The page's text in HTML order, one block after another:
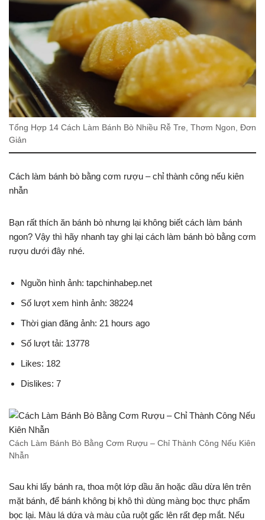
Tổng Hợp 14 Cách Làm Bánh Bò Nhiều Rễ Tre, Thơm Ngon, Đơn
Giản
Cách làm bánh bò bằng cơm rượu – chỉ thành công nếu kiên
nhẫn
Bạn rất thích ăn bánh bò nhưng lại không biết cách làm bánh
ngon? Vậy thì hãy nhanh tay ghi lại cách làm bánh bò bằng cơm
rượu dưới đây nhé.
Nguồn hình ảnh: tapchinhabep.net
Số lượt xem hình ảnh: 38224
Thời gian đăng ảnh: 21 hours ago
Số lượt tải: 13778
Likes: 182
Dislikes: 7
Cách Làm Bánh Bò Bằng Cơm Rượu – Chỉ Thành Công Nếu Kiên
Nhẫn
Sau khi lấy bánh ra, thoa một lớp dầu ăn hoặc dầu dừa lên trên
mặt bánh, để bánh không bị khô thì dùng màng bọc thực phẩm
bọc lại. Màu lá dứa và màu của ruột gấc lên rất đẹp mắt. Nếu